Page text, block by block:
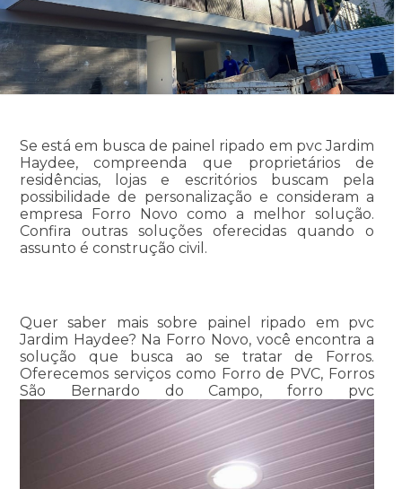
Se está em busca de painel ripado em pvc Jardim
Haydee, compreenda que proprietários de
residências, lojas e escritórios buscam pela
possibilidade de personalização e consideram a
empresa Forro Novo como a melhor solução.
Confira outras soluções oferecidas quando o
assunto é construção civil.
Quer saber mais sobre painel ripado em pvc
Jardim Haydee? Na Forro Novo, você encontra a
solução que busca ao se tratar de Forros.
Oferecemos serviços como Forro de PVC, Forros
São Bernardo do Campo, forro pvc